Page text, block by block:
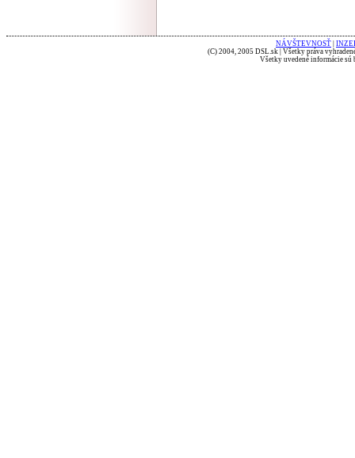
NÁVŠTEVNOSŤ
(C) 2004, 2005 DSL.sk | Všetky práva
Všetky uvedené informácie sú